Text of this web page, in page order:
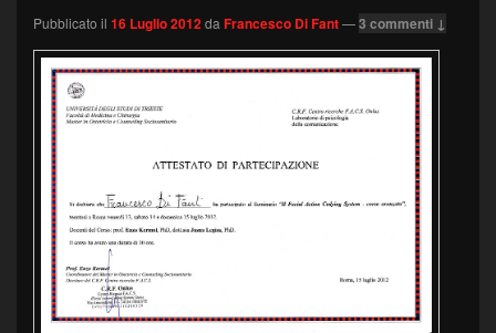
Pubblicato il 16 Luglio 2012da Francesco Di Fant—3 commenti ↓